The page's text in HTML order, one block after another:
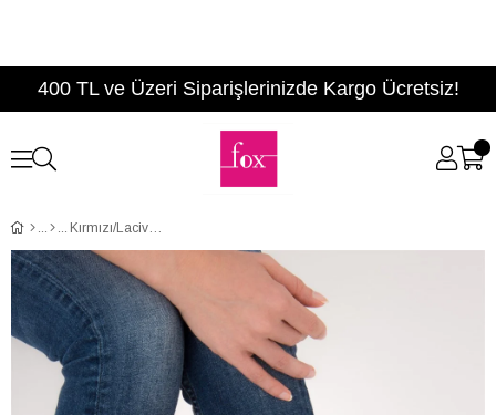
400 TL ve Üzeri Siparişlerinizde Kargo Ücretsiz!
Kırmızı/Lacivert Kadın Babet D726602602